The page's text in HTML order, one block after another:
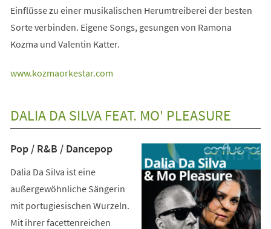
Einflüsse zu einer musikalischen Herumtreiberei der besten
Sorte verbinden. Eigene Songs, gesungen von Ramona
Kozma und Valentin Katter.
www.kozmaorkestar.com
(Öffnet
neuen
DALIA DA SILVA FEAT. MO' PLEASURE
Pop / R&B / Dancepop
Dalia Da Silva ist eine
außergewöhnliche Sängerin
mit portugiesischen Wurzeln.
Mit ihrer facettenreichen